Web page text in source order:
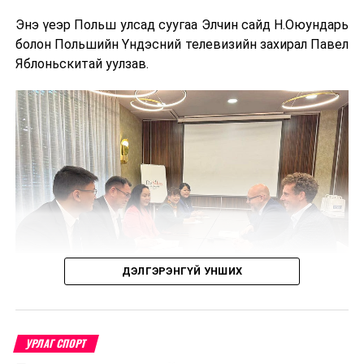
урсгалыг нэмэгдүүлэхэд чухал ач холбогдолтой юм.
Энэ үеэр Польш улсад суугаа Элчин сайд Н.Оюундарь
болон Польшийн Үндэсний телевизийн захирал Павел
Яблоньскитай уулзав.
ДЭЛГЭРЭНГҮЙ УНШИХ
УРЛАГ СПОРТ